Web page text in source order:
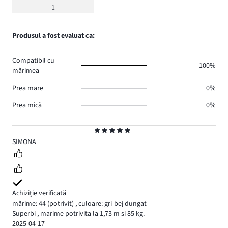
5
SIMONA
Achiziție verificată
mărime: 44 (potrivit) ,culoare: gri-bej dungat
Superbi , marime potrivita la 1,73 m si 85 kg.
2025-04-17
medie
1
Produsul a fost evaluat ca:
Compatibil cu
mărimea
100%
Prea mare
0%
Prea mică
0%